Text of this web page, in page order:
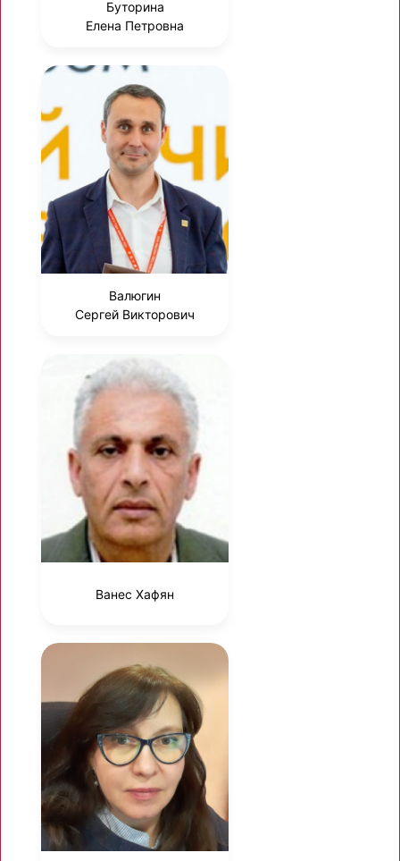
Буторина
Елена Петровна
Валюгин
Сергей Викторович
Ванес Хафян